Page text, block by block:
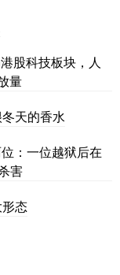
股科技板块，人
量
天的香水
：一位越狱后在
害
态